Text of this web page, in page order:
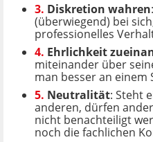
3. Diskretion wahren
(überwiegend) bei
professionelles
4. Ehrlichkeit
miteinander über
man besser an einem
5. Neutralität: Steht
anderen, dürfen
nicht benachteiligt
noch die fachlichen